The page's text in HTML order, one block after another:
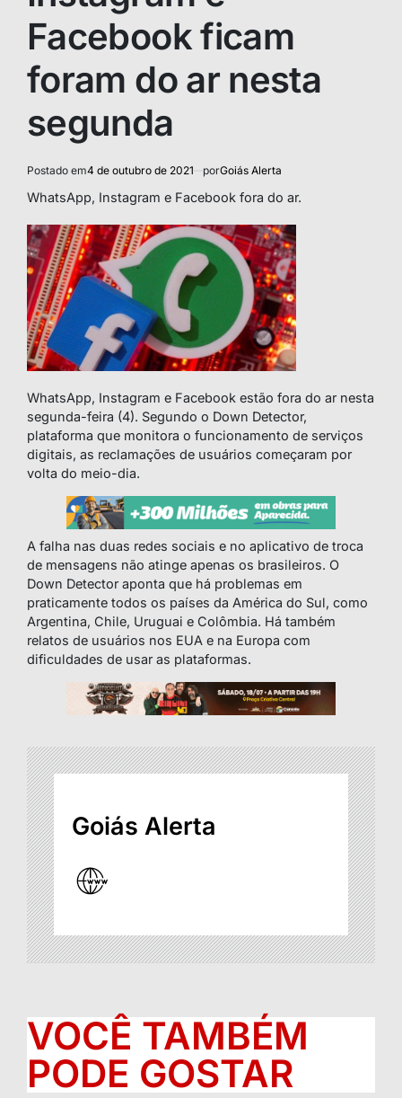
Facebook ficam
foram do ar nesta
segunda
Postado em4 de outubro de 2021 porGoiás Alerta
WhatsApp, Instagram e Facebook fora do ar.
WhatsApp, Instagram e Facebook estão fora do ar nesta
segunda-feira (4). Segundo o Down Detector,
plataforma que monitora o funcionamento de serviços
digitais, as reclamações de usuários começaram por
volta do meio-dia.
A falha nas duas redes sociais e no aplicativo de troca
de mensagens não atinge apenas os brasileiros. O
Down Detector aponta que há problemas em
praticamente todos os países da América do Sul, como
Argentina, Chile, Uruguai e Colômbia. Há também
relatos de usuários nos EUA e na Europa com
dificuldades de usar as plataformas.
Goiás Alerta
VOCÊ TAMBÉM
PODE GOSTAR